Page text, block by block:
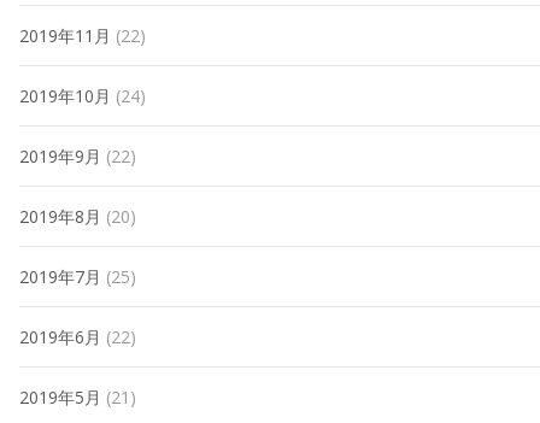
2019年11月 (22)
2019年10月 (24)
2019年9月 (22)
2019年8月 (20)
2019年7月 (25)
2019年6月 (22)
2019年5月 (21)